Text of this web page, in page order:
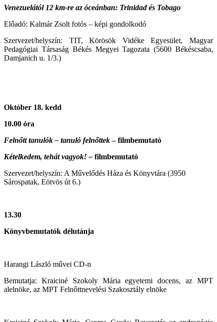
Venezuelától 12 km-re az óceánban: Trinidad és Tobago
Előadó: Kalmár Zsolt fotós – képi gondolkodó
Szervezet/helyszín: TIT, Körösök Vidéke Egyesület, Magyar
Pedagógiai Társaság Békés Megyei Tagozata (5600 Békéscsaba,
Damjanich u. 1/3.)
Október 18. kedd
10.00 óra
Felnőtt tanulók – tanuló felnőttek– filmbemutató
Kételkedem, tehát vagyok! – filmbemutató
Szervezet/helyszín: A Művelődés Háza és Könyvtára (3950
Sárospatak, Eötvös út 6.)
13.30
Könyvbemutatók délutánja
Harangi László művei CD-n
Bemutatja: Kraiciné Szokoly Mária egyetemi docens, az MPT
alelnöke, az MPT Felnőttnevelési Szakosztály elnöke